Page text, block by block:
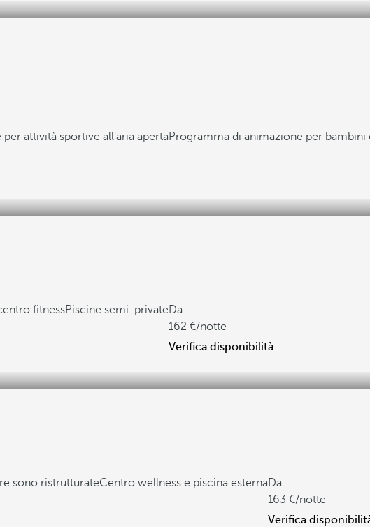
per attività sportive all'aria apertaProgramma di animazione per bambini
fitnessPiscine semi-privateDa
162
/notte
Verifica disponibilità
sono ristrutturateCentro wellness e piscina esternaDa
163
/notte
Verifica